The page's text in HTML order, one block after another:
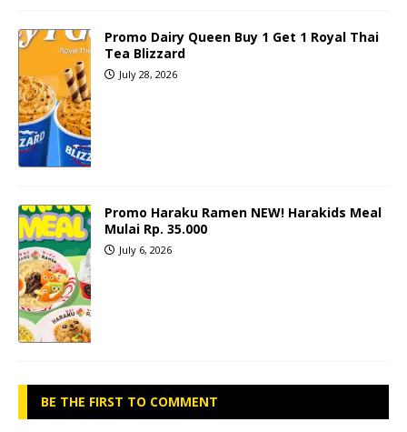
Promo Dairy Queen Buy 1 Get 1 Royal Thai
Tea Blizzard
July 28, 2026
Promo Haraku Ramen NEW! Harakids Meal
Mulai Rp. 35.000
July 6, 2026
BE THE FIRST TO COMMENT